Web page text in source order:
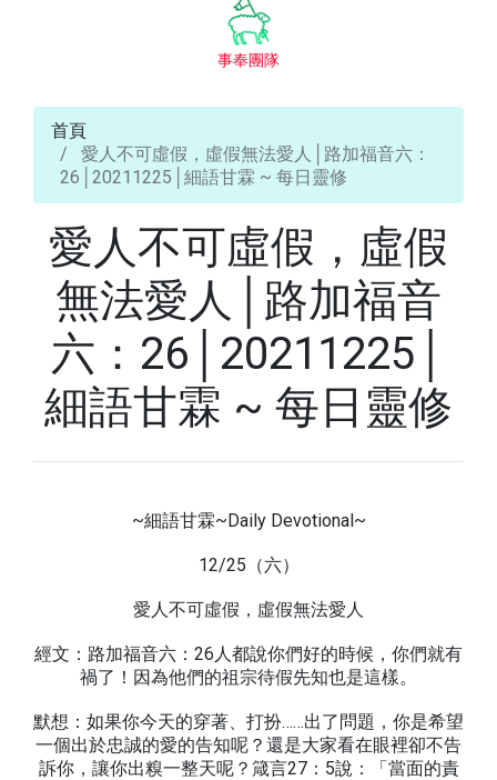
事奉團隊
首頁
愛人不可虛假，虛假無法愛人│路加福音六：
26│20211225│細語甘霖 ~ 每日靈修
愛人不可虛假，虛假
無法愛人│路加福音
六：26│20211225│
細語甘霖 ~ 每日靈修
~細語甘霖~Daily Devotional~
12/25（六）
愛人不可虛假，虛假無法愛人
經文：路加福音六：26人都說你們好的時候，你們就有
禍了！因為他們的祖宗待假先知也是這樣。
默想：如果你今天的穿著、打扮……出了問題，你是希望
一個出於忠誠的愛的告知呢？還是大家看在眼裡卻不告
訴你，讓你出糗一整天呢？箴言27：5說：「當面的責